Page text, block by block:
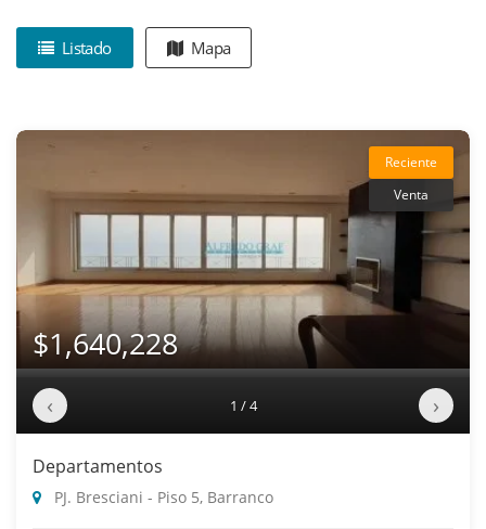
Listado Mapa
Reciente
Venta
$1,640,228
‹ 1 / 4 ›
Departamentos
PJ. Bresciani - Piso 5, Barranco